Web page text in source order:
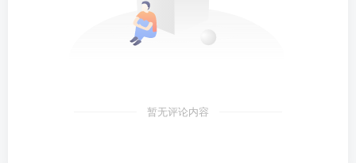
巷村陌，並及弟子某宅内，瘟疫斑黄。自家親之外，速去遠方，屯營
百鬼之帥，捉溺付與鹱渴。吞瞰精魅，五醴消亡。老君口勑，誅斬不
暂无评论内容